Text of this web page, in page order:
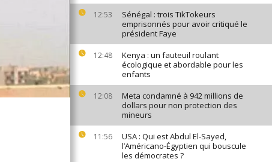
12:53
Sénégal : trois TikTokeurs
emprisonnés pour avoir critiqué le
président Faye
12:48
Kenya : un fauteuil roulant
écologique et abordable pour les
enfants
12:08
Meta condamné à 942 millions de
dollars pour non protection des
mineurs
11:56
USA : Qui est Abdul El-Sayed,
l’Américano-Égyptien qui bouscule
les démocrates ?